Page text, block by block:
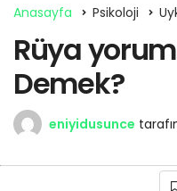
Anasayfa Psikoloji
Rüya
Demek?
eniyidusunce